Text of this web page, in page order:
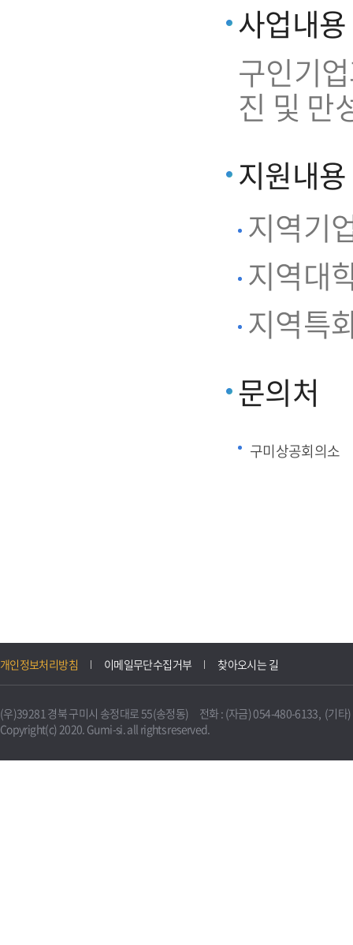
사업내용
구인기
진 및 만
지원내용
지역기
지역대
지역특
문의처
구미상공회의소
개인정보처리방침 이메일무단수집거부 찾아오시는 길
(우)39281 경북 구미시 송정대로 55(송정동) 전화 : (자금) 054-480-6133, (기타
Copyright(c) 2020. Gumi-si. all rights reserved.